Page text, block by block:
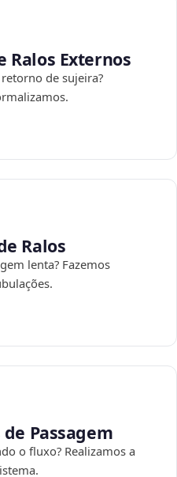
Ralos Externos
de sujeira?
Ralos
lenta? Fazemos
Passagem
o fluxo? Realizamos a